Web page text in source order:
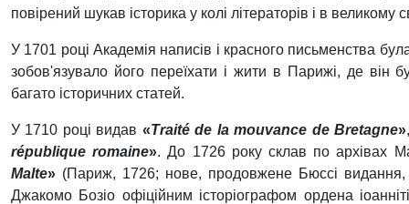
повірений шукав історика у колі літераторів і в великому
У 1701 році Академія написів і красного письменства
зобов'язувало його переїхати і жити в Парижі, де він
багато історичних статей.
У 1710 році видав «Traité de la mouvance de Bretagne»
république romaine». До 1726 року склав по архівах
Malte» (Париж, 1726; нове, продовжене Бюссі видання,
Джакомо Бозіо офіційним історіографом ордена